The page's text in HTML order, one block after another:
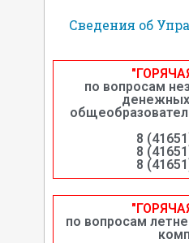
Сведения об
по вопросам
8
8
8
по вопросам